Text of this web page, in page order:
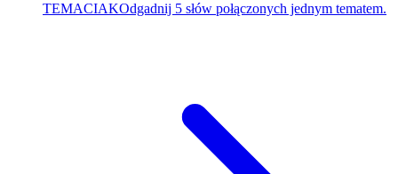
TEMACIAKOdgadnij 5 słów połączonych jednym tematem.